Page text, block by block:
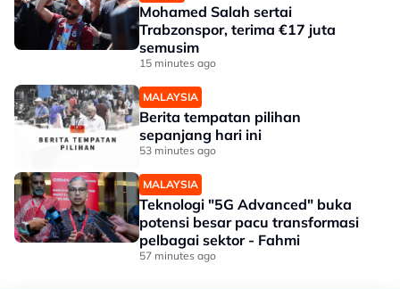
Mohamed Salah sertai
Trabzonspor, terima €17 juta
semusim
15 minutes ago
MALAYSIA
Berita tempatan pilihan
sepanjang hari ini
53 minutes ago
MALAYSIA
Teknologi "5G Advanced" buka
potensi besar pacu transformasi
pelbagai sektor - Fahmi
57 minutes ago